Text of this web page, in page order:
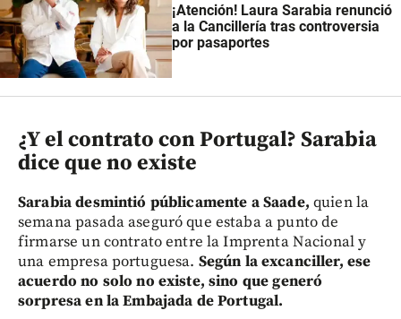
¡Atención! Laura Sarabia renunció
a la Cancillería tras controversia
por pasaportes
¿Y el contrato con Portugal? Sarabia
dice que no existe
Sarabia desmintió públicamente a Saade, quien la
semana pasada aseguró que estaba a punto de
firmarse un contrato entre la Imprenta Nacional y
una empresa portuguesa. Según la excanciller, ese
acuerdo no solo no existe, sino que generó
sorpresa en la Embajada de Portugal.